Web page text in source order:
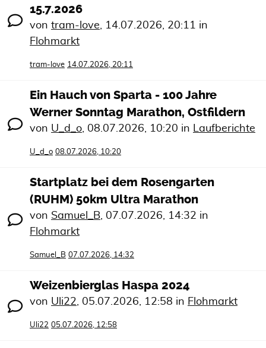
15.7.2026
von tram-love, 14.07.2026, 20:11 in
Flohmarkt
tram-love 14.07.2026, 20:11
Ein Hauch von Sparta - 100 Jahre
Werner Sonntag Marathon, Ostfildern
von U_d_o, 08.07.2026, 10:20 in Laufberichte
U_d_o 08.07.2026, 10:20
Startplatz bei dem Rosengarten
(RUHM) 50km Ultra Marathon
von Samuel_B, 07.07.2026, 14:32 in
Flohmarkt
Samuel_B 07.07.2026, 14:32
Weizenbierglas Haspa 2024
von Uli22, 05.07.2026, 12:58 in Flohmarkt
Uli22 05.07.2026, 12:58